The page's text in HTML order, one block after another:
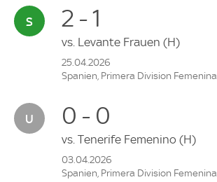
2 - 1
vs. Levante Frauen (H)
25.04.2026
Spanien, Primera Division Femenina
0 - 0
vs. Tenerife Femenino (H)
03.04.2026
Spanien, Primera Division Femenina